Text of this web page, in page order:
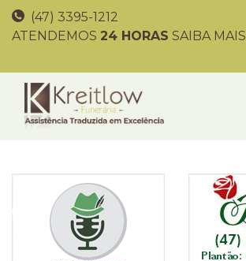
(47) 3395-1212
ATENDEMOS 24 HORAS SAIBA MAIS